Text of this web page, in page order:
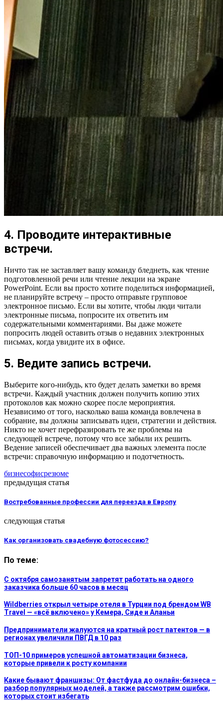
4. Проводите интерактивные
встречи.
Ничто так не заставляет вашу команду бледнеть, как чтение
подготовленной речи или чтение лекции на экране
PowerPoint. Если вы просто хотите поделиться информацией,
не планируйте встречу – просто отправьте групповое
электронное письмо. Если вы хотите, чтобы люди читали
электронные письма, попросите их ответить им
содержательными комментариями. Вы даже можете
попросить людей оставить отзыв о недавних электронных
письмах, когда увидите их в офисе.
5. Ведите запись встречи.
Выберите кого-нибудь, кто будет делать заметки во время
встречи. Каждый участник должен получить копию этих
протоколов как можно скорее после мероприятия.
Независимо от того, насколько ваша команда вовлечена в
собрание, вы должны записывать идеи, стратегии и действия.
Никто не хочет перефразировать те же проблемы на
следующей встрече, потому что все забыли их решить.
Ведение записей обеспечивает два важных элемента после
встречи: справочную информацию и подотчетность.
бизнесофисрезюме
предыдущая статья
Востребованные профессии для переезда в Европу
следующая статья
Как организовать свадебную фотосессию?
По теме:
С октября самозанятым запретят работать на одного
заказчика больше 60 часов в месяц
Wildberries открыл четыре отеля в Турции под брендом WB
Travel — «всё включено» у Кемера, Сиде и Аланьи
Предприниматели жалуются на кратный рост патентов — в
регионах увеличили ПВГД в 10 раз
ТОП-10 примеров успешной автоматизации бизнеса,
которые привели к росту компании
Какие бывают франшизы: От фастфуда до онлайн-бизнеса –
разбор популярных моделей, а также рассмотрим ошибки,
которых стоит избегать